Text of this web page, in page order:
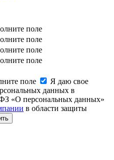
поле
поле
поле
поле
поле
Я даю свое
данных в
«О персональных данных»
в области защиты